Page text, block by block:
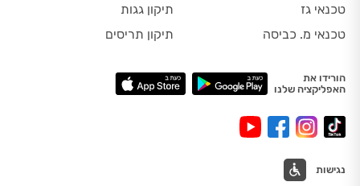
טכנאי גז
טכנאי מ. כביסה
תיקון גגות
תיקון תריסים
הורידו את
האפליקציה שלנו
נגישות